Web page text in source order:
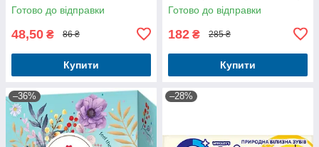
Готово до відправки
48,50 ₴ 86 ₴
Купити
Готово до відправки
182 ₴ 285 ₴
Купити
–36% –28%